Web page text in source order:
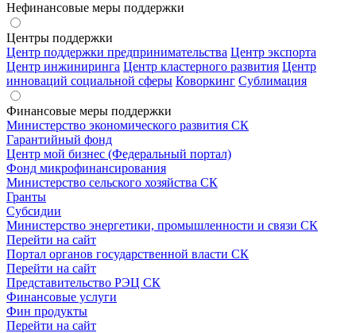
Нефинансовые меры поддержки
Центры поддержки
Центр поддержки предпринимательства Центр экспорта
Центр инжиниринга Центр кластерного развития Центр
инноваций социальной сферы Коворкинг Сублимация
Финансовые меры поддержки
Министерство экономического развития СК
Гарантийный фонд
Центр мой бизнес (Федеральный портал)
Фонд микрофинансирования
Министерство сельского хозяйства СК
Гранты
Субсидии
Министерство энергетики, промышленности и связи СК
Перейти на сайт
Портал органов государственной власти СК
Перейти на сайт
Представительство РЭЦ СК
Финансовые услуги
Фин продукты
Перейти на сайт